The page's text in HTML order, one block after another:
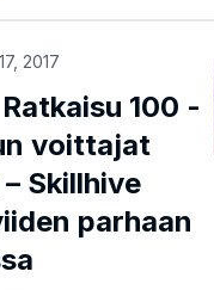
2017
100 -
voittajat
Skillhive
parhaan